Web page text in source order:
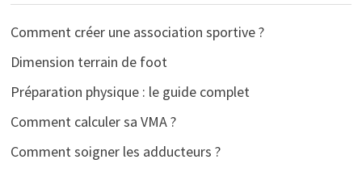
Comment créer une association sportive ?
Dimension terrain de foot
Préparation physique : le guide complet
Comment calculer sa VMA ?
Comment soigner les adducteurs ?